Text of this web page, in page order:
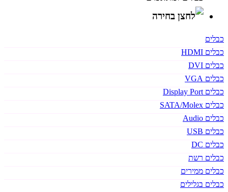
כבלים
כבלים HDMI
כבלים DVI
כבלים VGA
כבלים Display Port
כבלים SATA/Molex
כבלים Audio
כבלים USB
כבלים DC
כבלים רשת
כבלים ממירים
כבלים בגלילים